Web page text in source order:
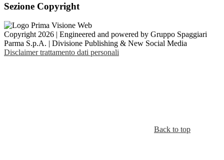
Sezione Copyright
Copyright 2026 | Engineered and powered by Gruppo Spaggiari
Parma S.p.A. | Divisione Publishing & New Social Media
Disclaimer trattamento dati personali
Back to top